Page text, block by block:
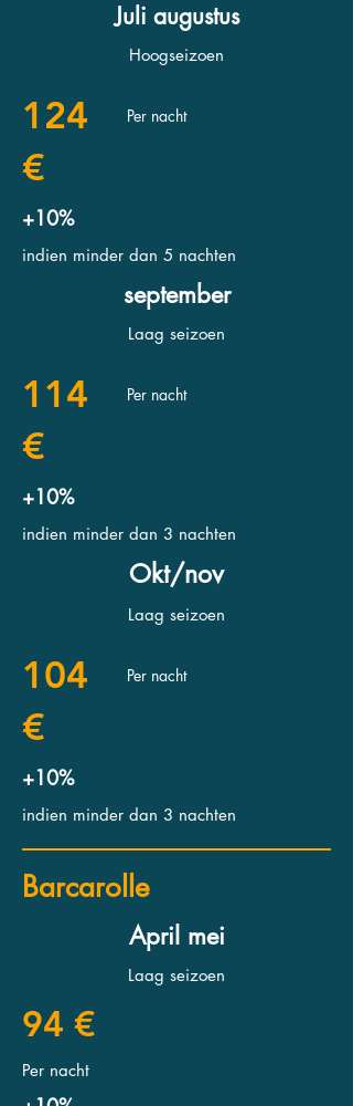
Juli augustus
Hoogseizoen
124
€
Per nacht
+10%
indien minder dan 5 nachten
september
Laag seizoen
114
€
Per nacht
+10%
indien minder dan 3 nachten
Okt/nov
Laag seizoen
104
€
Per nacht
+10%
indien minder dan 3 nachten
Barcarolle
April mei
Laag seizoen
94 €
Per nacht